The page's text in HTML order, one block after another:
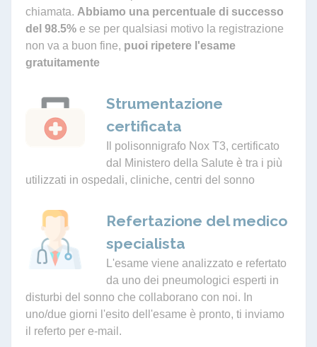
chiamata. Abbiamo una percentuale di successo
del 98.5% e se per qualsiasi motivo la registrazione
non va a buon fine, puoi ripetere l'esame
gratuitamente
Strumentazione
certificata
Il polisonnigrafo Nox T3, certificato
dal Ministero della Salute è tra i più
utilizzati in ospedali, cliniche, centri del sonno
Refertazione del medico
specialista
L'esame viene analizzato e refertato
da uno dei pneumologici esperti in
disturbi del sonno che collaborano con noi. In
uno/due giorni l'esito dell'esame è pronto, ti inviamo
il referto per e-mail.